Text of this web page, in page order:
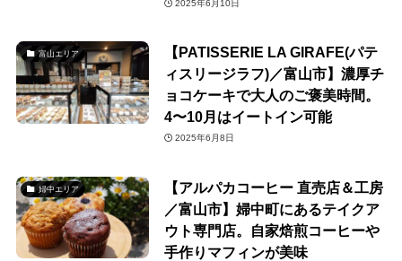
2025年6月10日
富山エリア
【PATISSERIE LA GIRAFE(パテ
ィスリージラフ)／富山市】濃厚チ
ョコケーキで大人のご褒美時間。
4〜10月はイートイン可能
2025年6月8日
婦中エリア
【アルパカコーヒー 直売店＆工房
／富山市】婦中町にあるテイクア
ウト専門店。自家焙煎コーヒーや
手作りマフィンが美味